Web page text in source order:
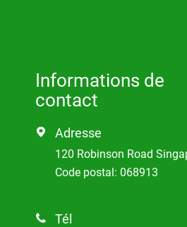
Informations de
contact
 Adresse
120 Robinson Road
Code postal: 068913
 Tél